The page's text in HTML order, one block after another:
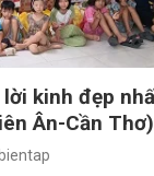
kinh đẹp
Ân-Cần Thơ)